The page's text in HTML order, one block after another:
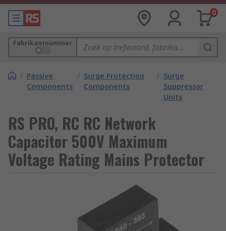
0
Fabrikantnummer
/ Passive
Components
/ Surge Protection
Components
/ Surge
Suppressor
Units
RS PRO, RC RC Network
Capacitor 500V Maximum
Voltage Rating Mains Protector